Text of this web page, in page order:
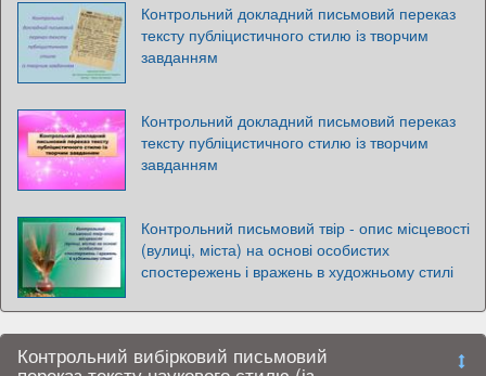
Контрольний докладний письмовий переказ
тексту публіцистичного стилю із творчим
завданням
Контрольний докладний письмовий переказ
тексту публіцистичного стилю із творчим
завданням
Контрольний письмовий твір - опис місцевості
(вулиці, міста) на основі особистих
спостережень і вражень в художньому стилі
Контрольний вибірковий письмовий